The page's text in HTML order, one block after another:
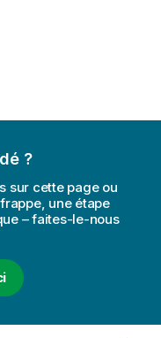
?
sur cette page ou
une étape
– faites-le-nous